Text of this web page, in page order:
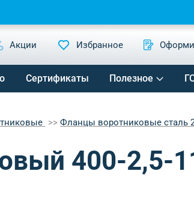
Акции Избранное
Сертификаты Полезное
Фланцы воротниковые сталь
400-2,5-